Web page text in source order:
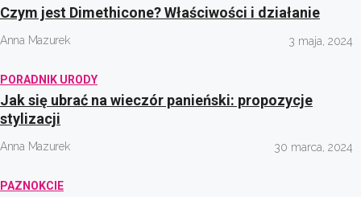
Czym jest Dimethicone? Właściwości i działanie
Anna Mazurek 3 maja, 2024
PORADNIK URODY
Jak się ubrać na wieczór panieński: propozycje
stylizacji
Anna Mazurek 30 marca, 2024
PAZNOKCIE